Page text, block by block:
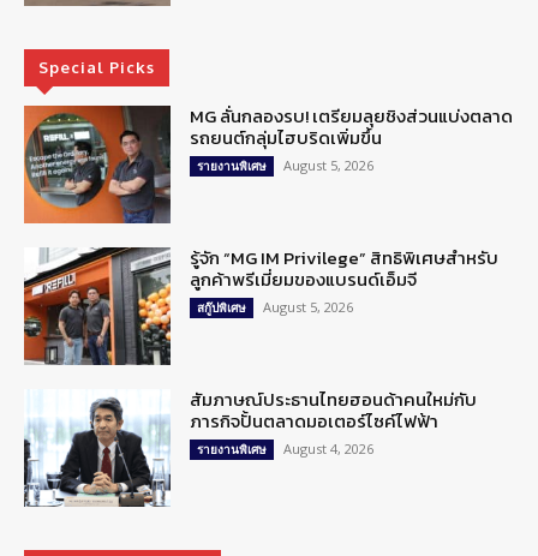
Special Picks
MG ลั่นกลองรบ! เตรียมลุยชิงส่วนแบ่งตลาด
รถยนต์กลุ่มไฮบริดเพิ่มขึ้น
รายงานพิเศษ August 5, 2026
รู้จัก “MG IM Privilege” สิทธิพิเศษสำหรับ
ลูกค้าพรีเมี่ยมของแบรนด์เอ็มจี
สกู๊ปพิเศษ August 5, 2026
สัมภาษณ์ประธานไทยฮอนด้าคนใหม่กับ
ภารกิจปั้นตลาดมอเตอร์ไซค์ไฟฟ้า
รายงานพิเศษ August 4, 2026